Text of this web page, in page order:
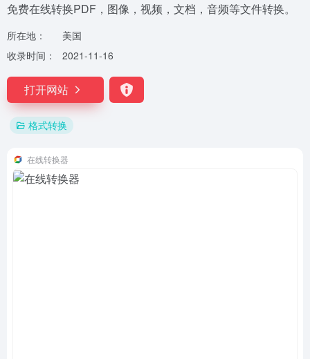
免费在线转换PDF，图像，视频，文档，音频等文件转换。
所在地：
美国
收录时间：
2021-11-16
打开网站
格式转换
在线转换器